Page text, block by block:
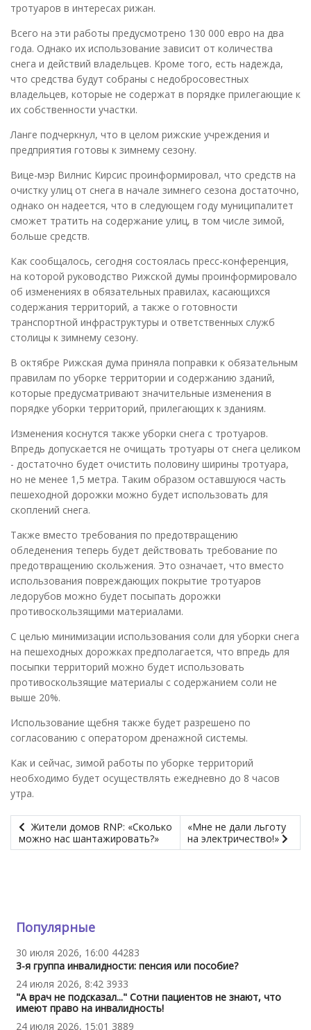
тротуаров в интересах рижан.
Всего на эти работы предусмотрено 130 000 евро на два
года. Однако их использование зависит от количества
снега и действий владельцев. Кроме того, есть надежда,
что средства будут собраны с недобросовестных
владельцев, которые не содержат в порядке прилегающие к
их собственности участки.
Ланге подчеркнул, что в целом рижские учреждения и
предприятия готовы к зимнему сезону.
Вице-мэр Вилнис Кирсис проинформировал, что средств на
очистку улиц от снега в начале зимнего сезона достаточно,
однако он надеется, что в следующем году муниципалитет
сможет тратить на содержание улиц, в том числе зимой,
больше средств.
Как сообщалось, сегодня состоялась пресс-конференция,
на которой руководство Рижской думы проинформировало
об изменениях в обязательных правилах, касающихся
содержания территорий, а также о готовности
транспортной инфраструктуры и ответственных служб
столицы к зимнему сезону.
В октябре Рижская дума приняла поправки к обязательным
правилам по уборке территории и содержанию зданий,
которые предусматривают значительные изменения в
порядке уборки территорий, прилегающих к зданиям.
Изменения коснутся также уборки снега с тротуаров.
Впредь допускается не очищать тротуары от снега целиком
- достаточно будет очистить половину ширины тротуара,
но не менее 1,5 метра. Таким образом оставшуюся часть
пешеходной дорожки можно будет использовать для
скоплений снега.
Также вместо требования по предотвращению
обледенения теперь будет действовать требование по
предотвращению скольжения. Это означает, что вместо
использования повреждающих покрытие тротуаров
ледорубов можно будет посыпать дорожки
противоскользящими материалами.
С целью минимизации использования соли для уборки снега
на пешеходных дорожках предполагается, что впредь для
посыпки территорий можно будет использовать
противоскользящие материалы с содержанием соли не
выше 20%.
Использование щебня также будет разрешено по
согласованию с оператором дренажной системы.
Как и сейчас, зимой работы по уборке территорий
необходимо будет осуществлять ежедневно до 8 часов
утра.
Жители домов RNP: «Сколько
можно нас шантажировать?»
«Мне не дали льготу
на электричество!»
Популярные
30 июля 2026, 16:00 44283
3-я группа инвалидности: пенсия или пособие?
24 июля 2026, 8:42 3933
"А врач не подсказал..." Сотни пациентов не знают, что
имеют право на инвалидность!
24 июля 2026, 15:01 3889